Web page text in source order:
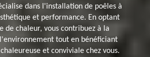
dans l'installation de poêles à
et performance. En optant
de chaleur, vous contribuez à la
tout en bénéficiant
et conviviale chez vous.